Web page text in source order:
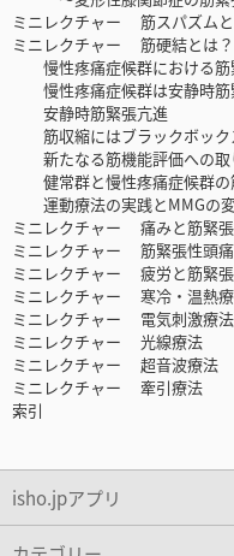
ミニレクチャー 筋スパズムと
ミニレクチャー 筋硬結とは？
慢性疼痛症候群における筋
慢性疼痛症候群は安静時筋
安静時筋緊張亢進
筋収縮にはブラックボック
新たなる筋機能評価への取
健常群と慢性疼痛症候群の
運動療法の実践とMMGの
ミニレクチャー 痛みと筋緊張
ミニレクチャー 筋緊張性頭痛
ミニレクチャー 疲労と筋緊張
ミニレクチャー 寒冷・温熱
ミニレクチャー 電気刺激療法
ミニレクチャー 光線療法
ミニレクチャー 超音波療法
ミニレクチャー 牽引療法
索引
isho.jpアプリ